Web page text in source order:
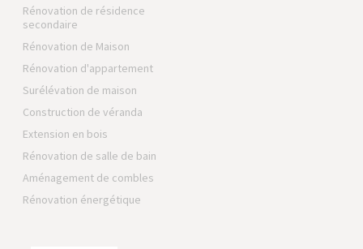
Rénovation de résidence
secondaire
Rénovation de Maison
Rénovation d'appartement
Surélévation de maison
Construction de véranda
Extension en bois
Rénovation de salle de bain
Aménagement de combles
Rénovation énergétique